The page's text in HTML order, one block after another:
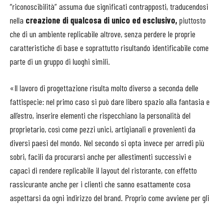
“riconoscibilità” assuma due significati contrapposti, traducendosi
nella creazione di qualcosa di unico ed esclusivo,piuttosto
che di un ambiente replicabile altrove, senza perdere le proprie
caratteristiche di base e soprattutto risultando identificabile come
parte di un gruppo di luoghi simili.
«Il lavoro di progettazione risulta molto diverso a seconda delle
fattispecie: nel primo caso si può dare libero spazio alla fantasia e
all’estro, inserire elementi che rispecchiano la personalità del
proprietario, così come pezzi unici, artigianali e provenienti da
diversi paesi del mondo. Nel secondo si opta invece per arredi più
sobri, facili da procurarsi anche per allestimenti successivi e
capaci di rendere replicabile il layout del ristorante, con effetto
rassicurante anche per i clienti che sanno esattamente cosa
aspettarsi da ogni indirizzo del brand. Proprio come avviene per gli